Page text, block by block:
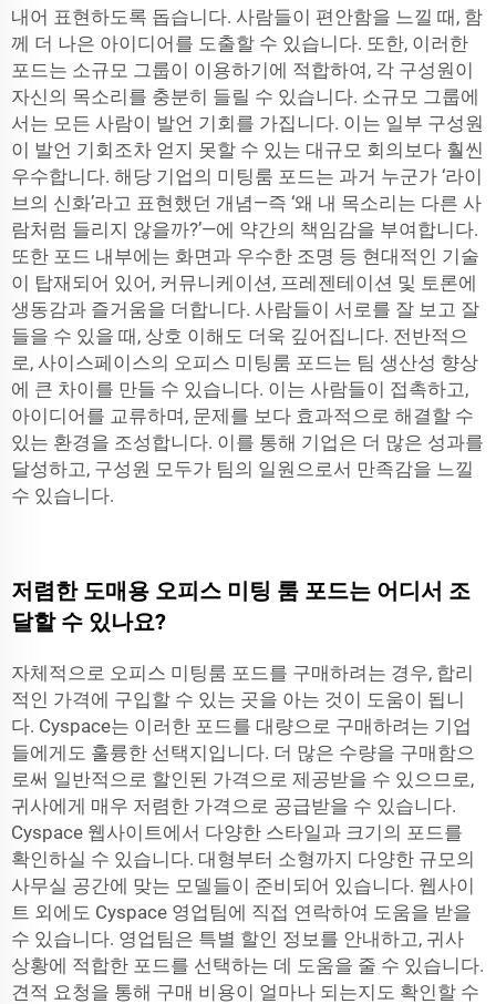
내어 표현하도록 돕습니다. 사람들이 편안함을 느낄 때, 함
께 더 나은 아이디어를 도출할 수 있습니다. 또한, 이러한
포드는 소규모 그룹이 이용하기에 적합하여, 각 구성원이
자신의 목소리를 충분히 들릴 수 있습니다. 소규모 그룹에
서는 모든 사람이 발언 기회를 가집니다. 이는 일부 구성원
이 발언 기회조차 얻지 못할 수 있는 대규모 회의보다 훨씬
우수합니다. 해당 기업의 미팅룸 포드는 과거 누군가 ‘라이
브의 신화’라고 표현했던 개념—즉 ‘왜 내 목소리는 다른 사
람처럼 들리지 않을까?’—에 약간의 책임감을 부여합니다.
또한 포드 내부에는 화면과 우수한 조명 등 현대적인 기술
이 탑재되어 있어, 커뮤니케이션, 프레젠테이션 및 토론에
생동감과 즐거움을 더합니다. 사람들이 서로를 잘 보고 잘
들을 수 있을 때, 상호 이해도 더욱 깊어집니다. 전반적으
로, 사이스페이스의 오피스 미팅룸 포드는 팀 생산성 향상
에 큰 차이를 만들 수 있습니다. 이는 사람들이 접촉하고,
아이디어를 교류하며, 문제를 보다 효과적으로 해결할 수
있는 환경을 조성합니다. 이를 통해 기업은 더 많은 성과를
달성하고, 구성원 모두가 팀의 일원으로서 만족감을 느낄
수 있습니다.
저렴한 도매용 오피스 미팅 룸 포드는 어디서 조
달할 수 있나요?
자체적으로 오피스 미팅룸 포드를 구매하려는 경우, 합리
적인 가격에 구입할 수 있는 곳을 아는 것이 도움이 됩니
다. Cyspace는 이러한 포드를 대량으로 구매하려는 기업
들에게도 훌륭한 선택지입니다. 더 많은 수량을 구매함으
로써 일반적으로 할인된 가격으로 제공받을 수 있으므로,
귀사에게 매우 저렴한 가격으로 공급받을 수 있습니다.
Cyspace 웹사이트에서 다양한 스타일과 크기의 포드를
확인하실 수 있습니다. 대형부터 소형까지 다양한 규모의
사무실 공간에 맞는 모델들이 준비되어 있습니다. 웹사이
트 외에도 Cyspace 영업팀에 직접 연락하여 도움을 받을
수 있습니다. 영업팀은 특별 할인 정보를 안내하고, 귀사
상황에 적합한 포드를 선택하는 데 도움을 줄 수 있습니다.
견적 요청을 통해 구매 비용이 얼마나 되는지도 확인할 수